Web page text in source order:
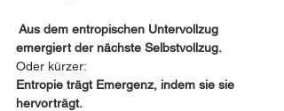
Aus dem entropischen Untervollzug
emergiert der nächste Selbstvollzug.
Oder kürzer:
Entropie trägt Emergenz, indem sie sie
hervorträgt.